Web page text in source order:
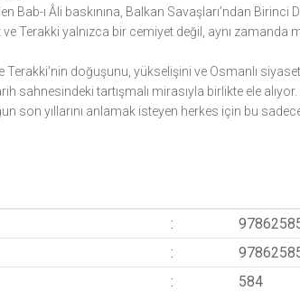
Bab-ı Âli baskınına, Balkan Savaşları’ndan Birinci
Terakki yalnızca bir cemiyet değil, aynı zamanda
Terakki’nin doğuşunu, yükselişini ve Osmanlı
sahnesindeki tartışmalı mirasıyla birlikte ele alıyor.
son yıllarını anlamak isteyen herkes için bu
:
:
:
584